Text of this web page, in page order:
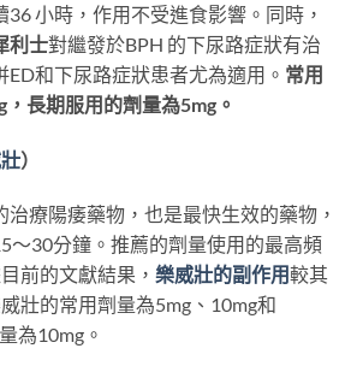
小時，作用不受進食影響。同時，
利士對繼發於BPH 的下尿路症狀有治
和下尿路症狀患者尤為適用。 常用
長期服用的劑量為5mg。
）
療陽痿藥物，也是最快生效的藥物，
～30分鐘。推薦的劑量使用的最高頻
前的文獻結果， 樂威壯的副作用較其
壯的常用劑量為5mg、10mg和
為10mg。